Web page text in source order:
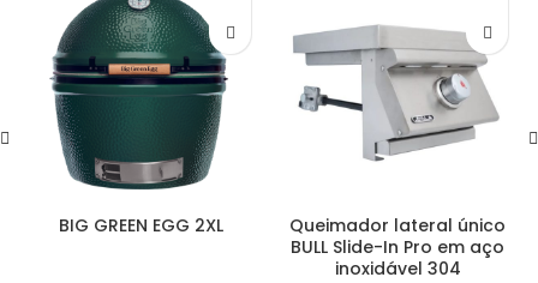
BIG GREEN EGG 2XL
Queimador lateral único
BULL Slide-In Pro em aço
inoxidável 304